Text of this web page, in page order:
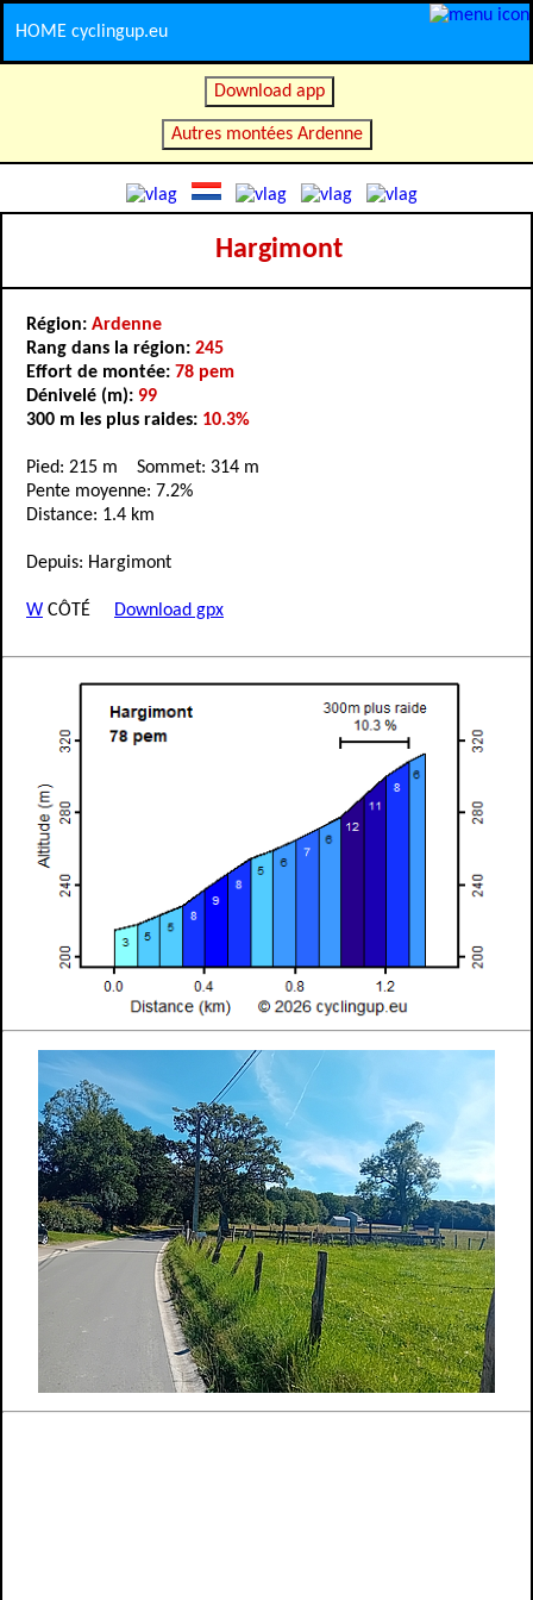
HOME cyclingup.eu
Download app
Autres montées Ardenne
Hargimont
Région: Ardenne
Rang dans la région: 245
Effort de montée: 78 pem
Dénivelé (m): 99
300 m les plus raides: 10.3%
Pied: 215 m Sommet: 314 m
Pente moyenne: 7.2%
Distance: 1.4 km
Depuis: Hargimont
W CÔTÉ Download gpx